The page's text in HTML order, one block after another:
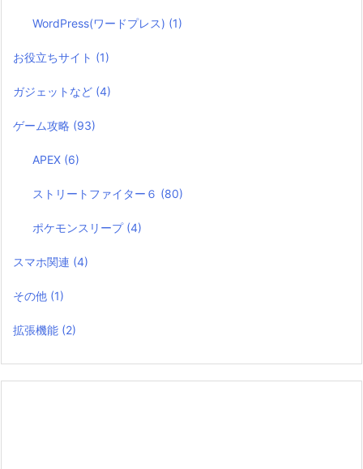
WordPress(ワードプレス) (1)
お役立ちサイト (1)
ガジェットなど (4)
ゲーム攻略 (93)
APEX (6)
ストリートファイター６ (80)
ポケモンスリープ (4)
スマホ関連 (4)
その他 (1)
拡張機能 (2)